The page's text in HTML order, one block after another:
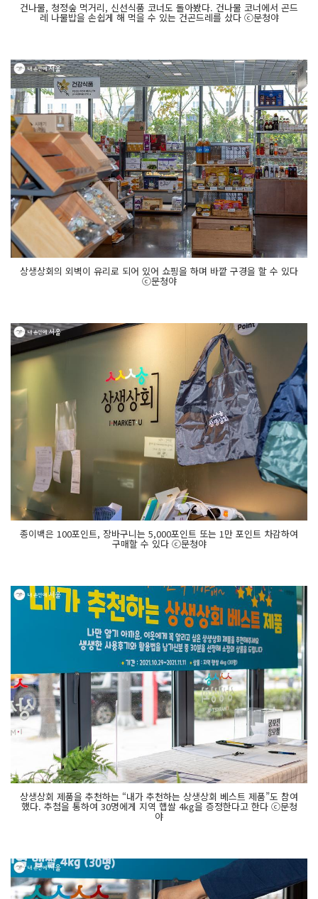
건나물, 청정숲 먹거리, 신선식품 코너도 돌아봤다. 건나물 코너에서 곤드
레 나물밥을 손쉽게 해 먹을 수 있는 건곤드레를 샀다 ⓒ문청야
상생상회의 외벽이 유리로 되어 있어 쇼핑을 하며 바깥 구경을 할 수 있다
ⓒ문청야
종이백은 100포인트, 장바구니는 5,000포인트 또는 1만 포인트 차감하여
구매할 수 있다 ⓒ문청야
상생상회 제품을 추천하는 “내가 추천하는 상생상회 베스트 제품”도 참여
했다. 추첨을 통하여 30명에게 지역 햅쌀 4kg을 증정한다고 한다 ⓒ문청
야